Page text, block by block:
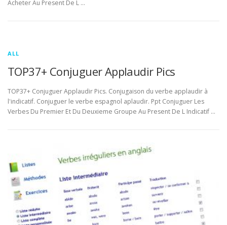
Acheter Au Present De L …
ALL
TOP37+ Conjuguer Applaudir Pics
TOP37+ Conjuguer Applaudir Pics. Conjugaison du verbe applaudir à
l'indicatif. Conjuguer le verbe espagnol aplaudir. Ppt Conjuguer Les
Verbes Du Premier Et Du Deuxieme Groupe Au Present De L Indicatif …